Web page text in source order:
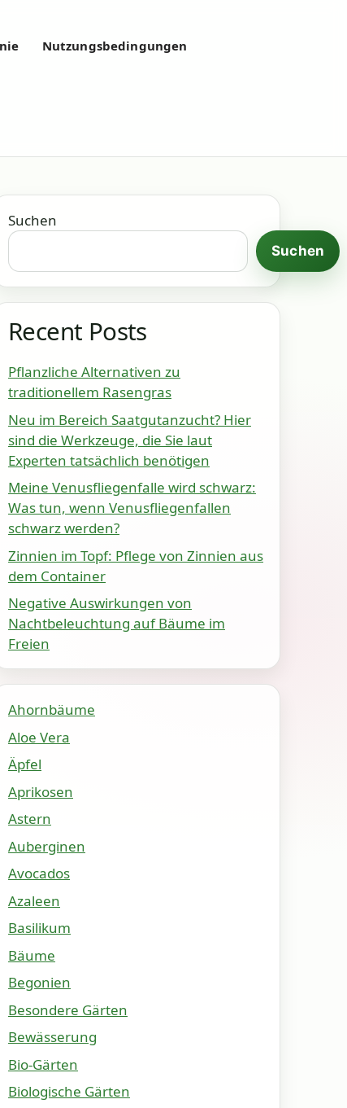
Nutzungsbedingungen
Suchen
Suchen
Recent Posts
Pflanzliche Alternativen zu
traditionellem Rasengras
Neu im Bereich Saatgutanzucht? Hier
sind die Werkzeuge, die Sie laut
Experten tatsächlich benötigen
Meine Venusfliegenfalle wird schwarz:
Was tun, wenn Venusfliegenfallen
schwarz werden?
Zinnien im Topf: Pflege von Zinnien aus
dem Container
Negative Auswirkungen von
Nachtbeleuchtung auf Bäume im
Freien
Ahornbäume
Aloe Vera
Äpfel
Aprikosen
Astern
Auberginen
Avocados
Azaleen
Basilikum
Bäume
Begonien
Besondere Gärten
Bewässerung
Bio-Gärten
Biologische Gärten